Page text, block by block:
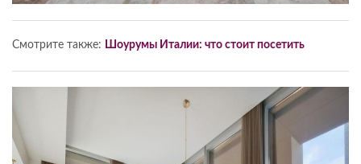
Смотрите также: Шоурумы Италии: что стоит посетить